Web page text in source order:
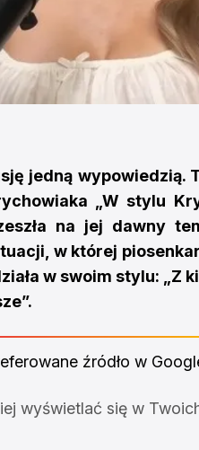
jedną
„W stylu
na jej dawny
w której
w swoim stylu: „Z
źródło w
wyświetlać się w